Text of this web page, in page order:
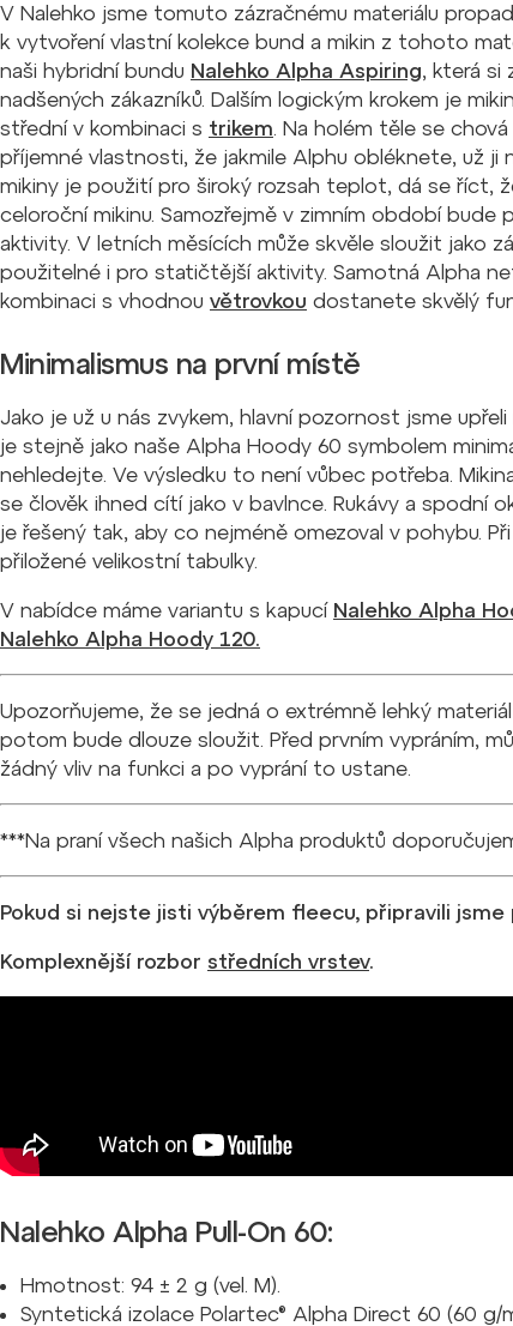
V Nalehko jsme tomuto zázračnému materiálu
k vytvoření vlastní kolekce bund a mikin z tohoto
naši hybridní bundu Nalehko Alpha Aspiring, která si
nadšených zákazníků. Dalším logickým krokem je
střední v kombinaci s trikem. Na holém těle se
příjemné vlastnosti, že jakmile Alphu obléknete, už
mikiny je použití pro široký rozsah teplot, dá se říct,
celoroční mikinu. Samozřejmě v zimním období
aktivity. V letních měsících může skvěle sloužit jako
použitelné i pro statičtější aktivity. Samotná Alpha
kombinaci s vhodnou větrovkou dostanete skvělý
Minimalismus na první místě
Jako je už u nás zvykem, hlavní pozornost jsme
je stejně jako naše Alpha Hoody 60 symbolem
nehledejte. Ve výsledku to není vůbec potřeba.
se člověk ihned cítí jako v bavlnce. Rukávy a spodní
je řešený tak, aby co nejméně omezoval v pohybu.
přiložené velikostní tabulky.
V nabídce máme variantu s kapucí Nalehko Alpha
Nalehko Alpha Hoody 120.
Upozorňujeme, že se jedná o extrémně lehký
potom bude dlouze sloužit. Před prvním vypráním,
žádný vliv na funkci a po vyprání to ustane.
***Na praní všech našich Alpha produktů
Pokud si nejste jisti výběrem fleecu, připravili jsme
Komplexnější rozbor středních vrstev.
Nalehko Alpha Pull-On 60:
Hmotnost: 94 ± 2 g (vel. M).
Syntetická izolace Polartec® Alpha Direct 60 (60 g/